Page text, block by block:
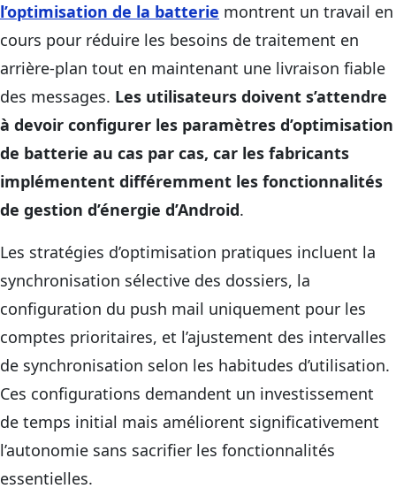
l’optimisation de la batterie montrent un travail en
cours pour réduire les besoins de traitement en
arrière-plan tout en maintenant une livraison fiable
des messages. Les utilisateurs doivent s’attendre
à devoir configurer les paramètres d’optimisation
de batterie au cas par cas, car les fabricants
implémentent différemment les fonctionnalités
de gestion d’énergie d’Android.
Les stratégies d’optimisation pratiques incluent la
synchronisation sélective des dossiers, la
configuration du push mail uniquement pour les
comptes prioritaires, et l’ajustement des intervalles
de synchronisation selon les habitudes d’utilisation.
Ces configurations demandent un investissement
de temps initial mais améliorent significativement
l’autonomie sans sacrifier les fonctionnalités
essentielles.